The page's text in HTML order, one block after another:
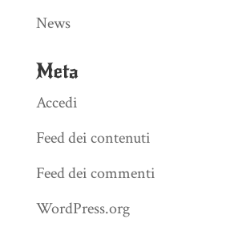
News
Meta
Accedi
Feed dei contenuti
Feed dei commenti
WordPress.org